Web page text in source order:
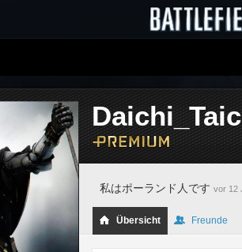
RANGLISTEN
私はポーランド人です vor 12
Übersicht Freunde